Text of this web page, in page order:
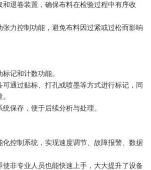
退卷装置，确保布料在检验过程中有序收
力控制功能，避免布料因过紧或过松而影响
记和计数功能。
可通过贴标、打孔或喷墨等方式进行标记，同
保存，便于后续分析与处理。
化控制系统，实现速度调节、故障报警、数据
非专业人员也能快速上手，大大提升了设备